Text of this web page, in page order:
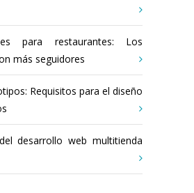
para restaurantes: Los
más seguidores
Requisitos para el diseño
desarrollo web multitienda